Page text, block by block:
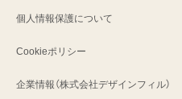
個人情報保護について
Cookieポリシー
企業情報（株式会社デザインフィル）